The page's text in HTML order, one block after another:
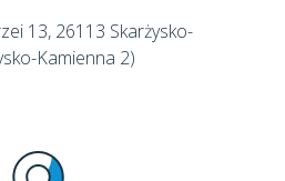
13, 26113 Skarżysko-
Kamienna 2)